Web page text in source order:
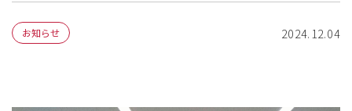
お知らせ 2024.12.04